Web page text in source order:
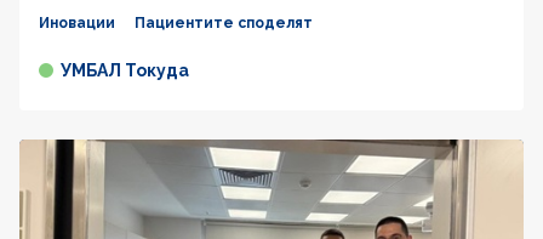
Иновации Пациентите споделят
УМБАЛ Токуда